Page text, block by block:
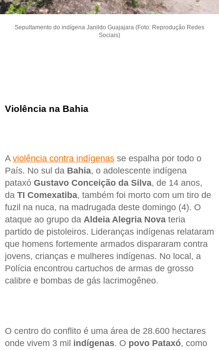
Sepultamento do indígena Janildo Guajajara (Foto: Reprodução Redes
Sociais)
Violência na Bahia
A violência contra indígenas se espalha por todo o
País. No sul da Bahia, o adolescente indígena
pataxó Gustavo Conceição da Silva, de 14 anos,
da TI Comexatiba, também foi morto com um tiro de
fuzil na nuca, na madrugada deste domingo (4). O
ataque ao grupo da Aldeia Alegria Nova teria
partido de pistoleiros. Lideranças indígenas relataram
que homens fortemente armados dispararam contra
jovens, crianças e mulheres indígenas. No local, a
Polícia encontrou cartuchos de armas de grosso
calibre e bombas de gás lacrimogêneo.
O centro do conflito é uma área de 28.600 hectares
onde vivem 3 mil indígenas. O povo Pataxó, como